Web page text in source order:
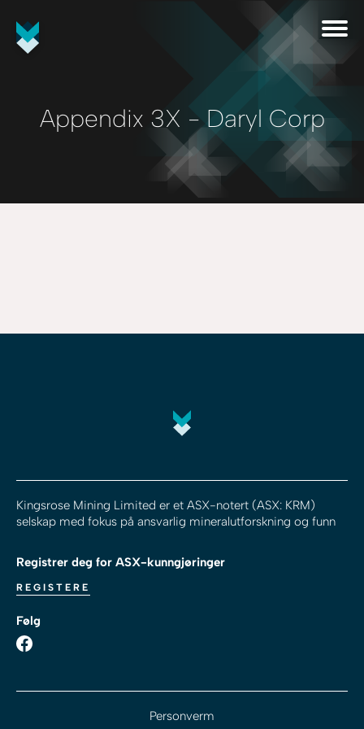
Appendix 3X - Daryl Corp
Kingsrose Mining Limited er et ASX-notert (ASX: KRM)
selskap med fokus på ansvarlig mineralutforskning og funn
Registrer deg for ASX-kunngjøringer
REGISTERE
Følg
Personverm